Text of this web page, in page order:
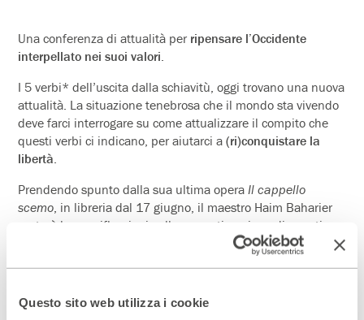
Questo sito web utilizza i cookie
Una conferenza di attualità per ripensare l’Occidente
interpellato nei suoi valori.
I 5 verbi* dell’uscita dalla schiavitù, oggi trovano una nuova
attualità. La situazione tenebrosa che il mondo sta vivendo
deve farci interrogare su come attualizzare il compito che
questi verbi ci indicano, per aiutarci a(ri)conquistare la
libertà.
Prendendo spunto dalla sua ultima operaIl cappello
scemo, in libreria dal 17 giugno, il maestro Haim Baharier
porterà le sue riflessioni sulla concretizzazione di questi
verbi e l’esigenza di applicarli di nuovo oggi, in un
momento in cui preme il bisogno e la necessità di